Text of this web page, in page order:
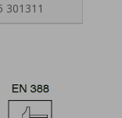
301311